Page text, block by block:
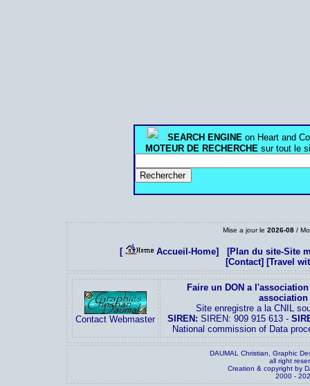
SEARCH ENGINE on Heart and
MOTEUR DE RECHERCHEsur tout le
Mise a jour le 2026-08 /
[ Accueil-Home]
[Plan du site-Site
[Contact] [Travel
Contact Webmaster
Faire un DON a
association
Site enregistre a la CNIL
SIREN: SIREN: 909 915 613 -
National commission of Data
DAUMAL Christian, Graphic
all right
Creation & copyright by
2000 -